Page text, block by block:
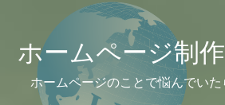
ホームページ制
ホームページのことで悩んでい